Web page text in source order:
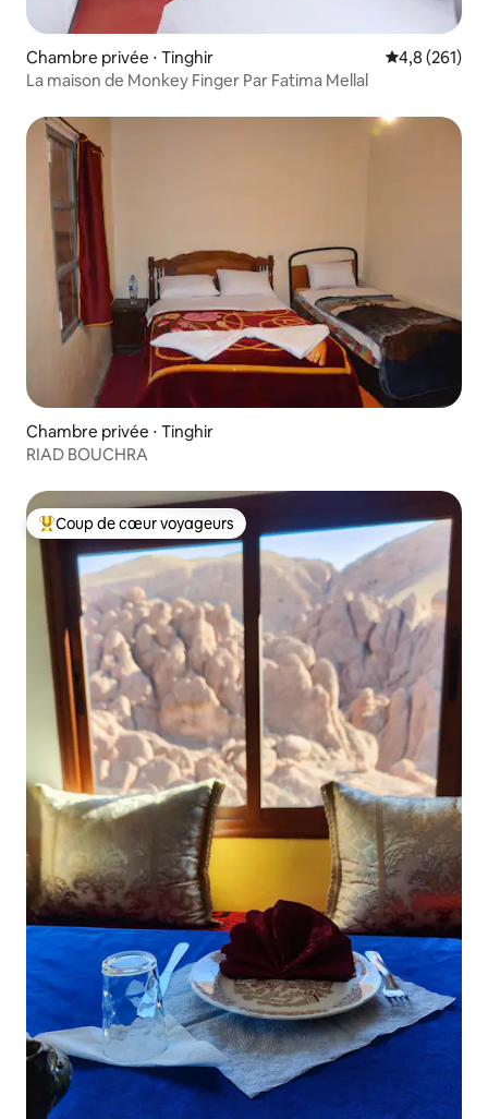
Chambre privée ⋅ Tinghir Évaluation
4,8 (261)
La maison de Monkey Finger Par Fatima Mellal
Chambre privée ⋅ Tinghir
RIAD BOUCHRA
Coups de cœur voyageurs les plus appréciés
Coup de cœur voyageurs